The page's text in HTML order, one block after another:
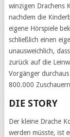
winzigen Drachens
nachdem die
eigene Hörspiele
schließlich einen
unausweichlich,
zurück auf die
Vorgänger
800.000
DIE STORY
Der kleine Drache
werden müsste, ist